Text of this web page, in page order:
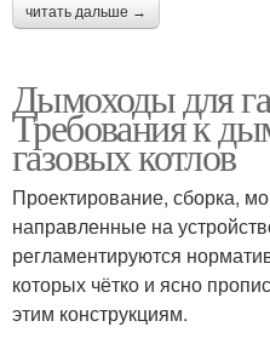
читать дальше →
Дымоходы для
Требования к
газовых котлов
Проектирование, сборка,
направленные на
регламентируются
которых чётко и ясно
этим конструкциям.